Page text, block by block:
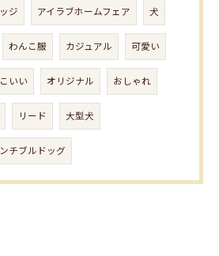
ジ アイラブホームフェア 犬
わんこ服 カジュアル 可愛い
いい オリジナル おしゃれ
リード 大型犬
チブルドッグ